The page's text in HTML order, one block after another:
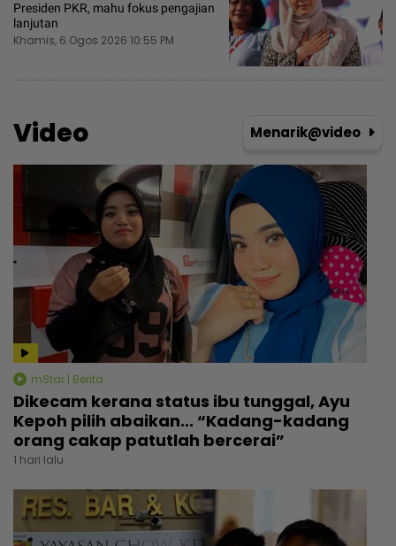
Presiden PKR, mahu fokus pengajian
lanjutan
Khamis, 6 Ogos 2026 10:55 PM
Video Menarik@video
mStar | Berita
Dikecam kerana status ibu tunggal, Ayu
Kepoh pilih abaikan... “Kadang-kadang
orang cakap patutlah bercerai”
1 hari lalu